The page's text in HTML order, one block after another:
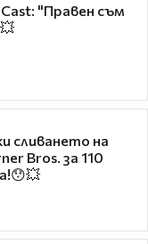
"Правен съм
сливането на
Bros. за 110